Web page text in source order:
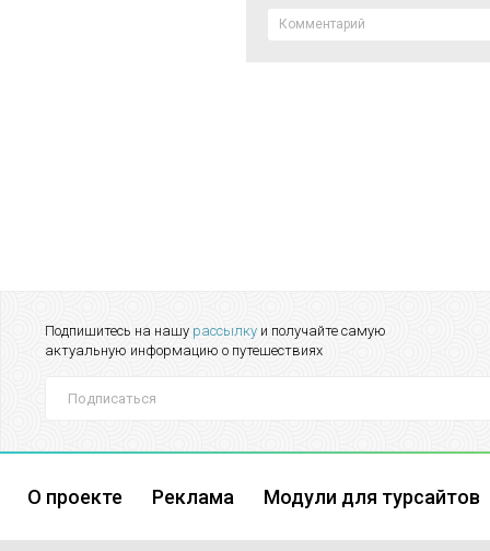
Подпишитесь на нашу рассылку и получайте самую
актуальную информацию о путешествиях
О проекте Реклама Модули для турсайтов